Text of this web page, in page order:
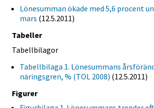
Lönesumman ökade med 5,6 procent
mars (12.5.2011)
Tabeller
Tabellbilagor
Tabellbilaga 1. Lönesummans
näringsgren, % (TOL 2008) (12.5.2011)
Figurer